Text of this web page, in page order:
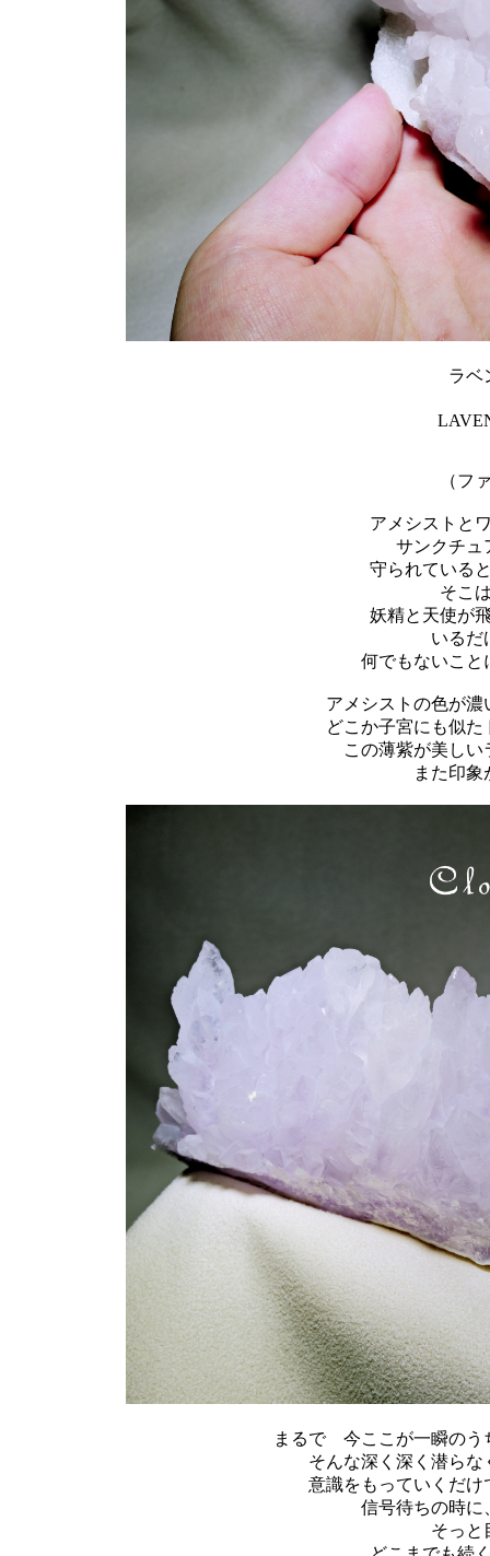
ラベ
（フ
アメシストと
サンクチュ
守られている
そこ
妖精と天使が
いるだ
何でもないこと
アメシストの色が
どこか子宮にも似
この薄紫が美し
また印
まるで 今ここが一瞬のう
そんな深く深く潜ら
意識をもっていくだ
信号待ちの時に
そっと